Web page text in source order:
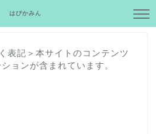
はぴかみん
表記＞本サイトのコンテンツ
ョンが含まれています。